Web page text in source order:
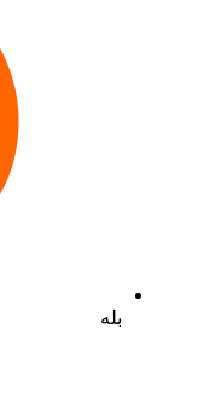
بله